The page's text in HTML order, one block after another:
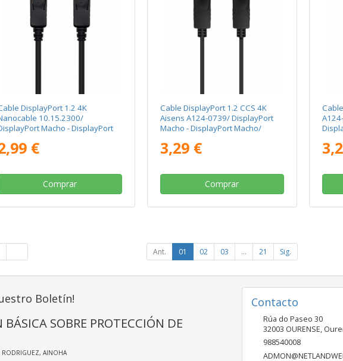
DisplayPort 1.2 4K
10.15.2300/
Macho - DisplayPort
€
Comprar
Cable DisplayPort 1.2 CCS 4K
Aisens A124-0739/ DisplayPort
Macho - DisplayPort Macho/
Negro
3,29 €
Comprar
Ant. 01 02 03 ... 21 Sig.
Boletín!
SOBRE PROTECCIÓN DE
RODRIGUEZ, AINOHA
Contacto
Rúa do Paseo 30
32003 OURENSE,
988540008